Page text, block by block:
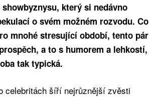
showbyznysu, který si nedávno
o svém možném rozvodu. Co
mnohé stresující období, tento pár
a to s humorem a lehkostí,
tak typická.
celebritách šíří nejrůznější zvěsti